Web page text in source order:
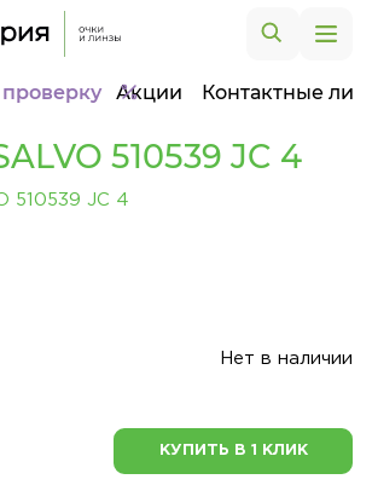
Акции Контактные
510539 JC 4
Нет в наличии
КУПИТЬ В 1 КЛИК